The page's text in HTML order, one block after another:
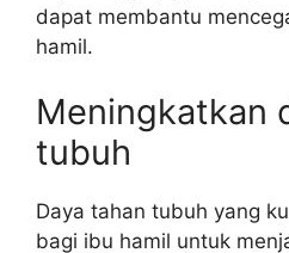
dapat membantu
hamil.
Meningkatkan
tubuh
Daya tahan tubuh yang
bagi ibu hamil untuk